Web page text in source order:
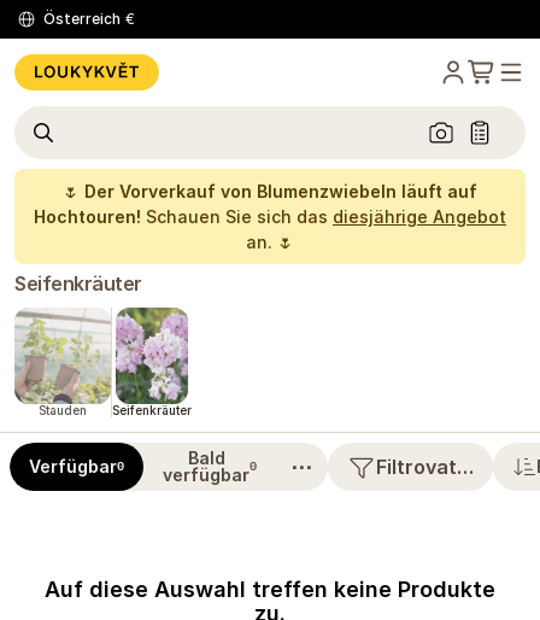
Österreich €
🌷 Der Vorverkauf von Blumenzwiebeln läuft auf
Hochtouren! Schauen Sie sich das diesjährige Angebot
an. 🌷
Seifenkräuter
Stauden Seifenkräuter
Verfügbar0
Bald
verfügbar0 ⋯ Filtrovat…
Auf diese Auswahl treffen keine Produkte
zu.